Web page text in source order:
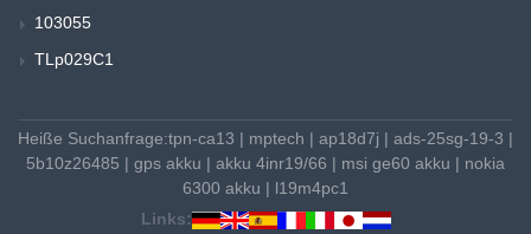
103055
TLp029C1
Heiße Suchanfrage:tpn-ca13 | mptech | ap18d7j | ads-25sg-19-3 |
5b10z26485 | gps akku | akku 4inr19/66 | msi ge60 akku | nokia
6300 akku | l19m4pc1
Links: